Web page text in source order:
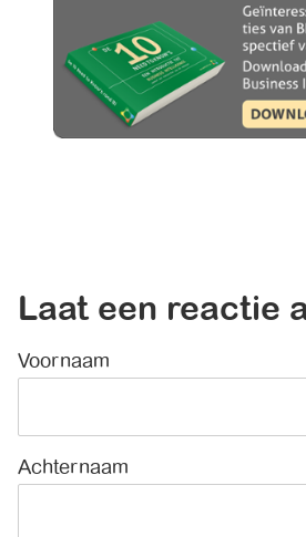
Laat een reactie
Voornaam
Achternaam